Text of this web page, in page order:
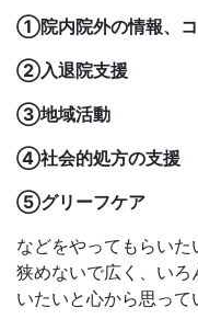
①院内院外の情報、コ
②入退院支援
③地域活動
④社会的処方の支援
⑤グリーフケア
などをやってもらい
狭めないで広く、い
いたいと心から思って